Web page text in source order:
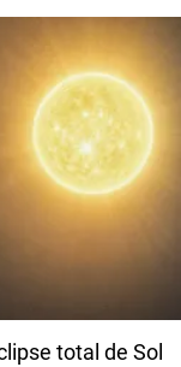
total de Sol